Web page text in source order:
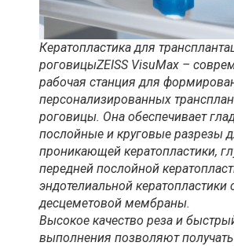
Кератопластика для
роговицыZEISS VisuMax –
рабочая станция для
персонализированных
роговицы. Она обеспечивает
послойные и круговые разрезы
проникающей кератопластики,
передней послойной
эндотелиальной кератопластики
десцеметовой мембраны.
Высокое качество реза и
выполнения позволяют